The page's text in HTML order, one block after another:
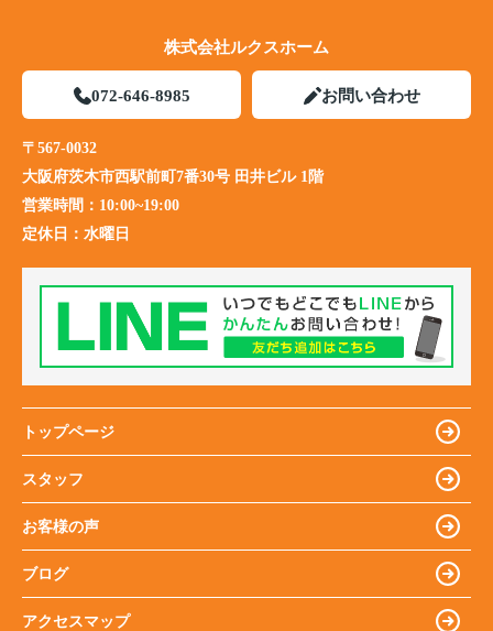
株式会社ルクスホーム
072-646-8985 お問い合わせ
〒567-0032
大阪府茨木市西駅前町7番30号 田井ビル 1階
営業時間： 10:00~19:00
定休日： 水曜日
トップページ
スタッフ
お客様の声
ブログ
アクセスマップ